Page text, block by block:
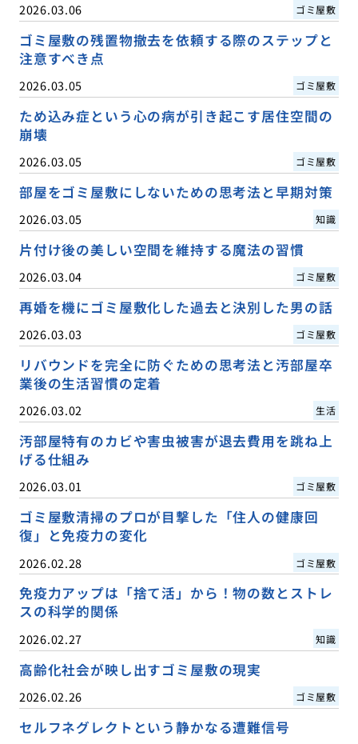
2026.03.06 ゴミ屋敷
ゴミ屋敷の残置物撤去を依頼する際のステップと
注意すべき点
2026.03.05 ゴミ屋敷
ため込み症という心の病が引き起こす居住空間の
崩壊
2026.03.05 ゴミ屋敷
部屋をゴミ屋敷にしないための思考法と早期対策
2026.03.05 知識
片付け後の美しい空間を維持する魔法の習慣
2026.03.04 ゴミ屋敷
再婚を機にゴミ屋敷化した過去と決別した男の話
2026.03.03 ゴミ屋敷
リバウンドを完全に防ぐための思考法と汚部屋卒
業後の生活習慣の定着
2026.03.02 生活
汚部屋特有のカビや害虫被害が退去費用を跳ね上
げる仕組み
2026.03.01 ゴミ屋敷
ゴミ屋敷清掃のプロが目撃した「住人の健康回
復」と免疫力の変化
2026.02.28 ゴミ屋敷
免疫力アップは「捨て活」から！物の数とストレ
スの科学的関係
2026.02.27 知識
高齢化社会が映し出すゴミ屋敷の現実
2026.02.26 ゴミ屋敷
セルフネグレクトという静かなる遭難信号